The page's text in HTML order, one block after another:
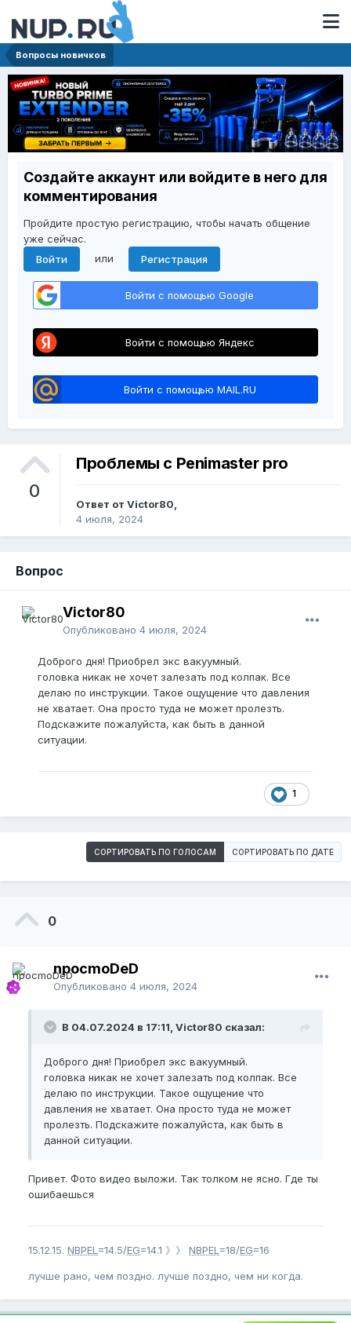
Вопросы новичков
Создайте аккаунт или войдите в него для
комментирования
Пройдите простую регистрацию, чтобы начать общение
уже сейчас.
Войти
или Регистрация
Войти с помощью Google
Войти с помощью Яндекс
Войти с помощью MAIL.RU
0
Проблемы с Penimaster pro
Ответ от Victor80,
4 июля, 2024
Вопрос
Victor80
Опубликовано 4 июля, 2024
Доброго дня! Приобрел экс вакуумный.
головка никак не хочет залезать под колпак. Все
делаю по инструкции. Такое ощущение что давления
не хватает. Она просто туда не может пролезть.
Подскажите пожалуйста, как быть в данной
ситуации.
1
СОРТИРОВАТЬ ПО ГОЛОСАМ СОРТИРОВАТЬ ПО ДАТЕ
0
npocmoDeD
Опубликовано 4 июля, 2024
В 04.07.2024 в 17:11, Victor80 сказал:
Доброго дня! Приобрел экс вакуумный.
головка никак не хочет залезать под колпак. Все
делаю по инструкции. Такое ощущение что
давления не хватает. Она просто туда не может
пролезть. Подскажите пожалуйста, как быть в
данной ситуации.
Привет. Фото видео выложи. Так толком не ясно. Где ты
ошибаешься
15.12.15. NBPEL =14.5/EG=14.1 》》 NBPEL =18/EG=16
лучше рано, чем поздно. лучше поздно, чем ни когда.